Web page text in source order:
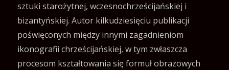
sztuki starożytnej, wczesnochrześcijańskiej i
bizantyńskiej. Autor kilkudziesięciu publikacji
poświęconych między innymi zagadnieniom
ikonografii chrześcijańskiej, w tym zwłaszcza
procesom kształtowania się formuł obrazowych